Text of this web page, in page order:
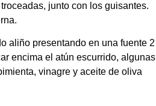
junto con los guisantes.
aliño presentando en una fuente 2
encima el atún escurrido, algunas
vinagre y aceite de oliva